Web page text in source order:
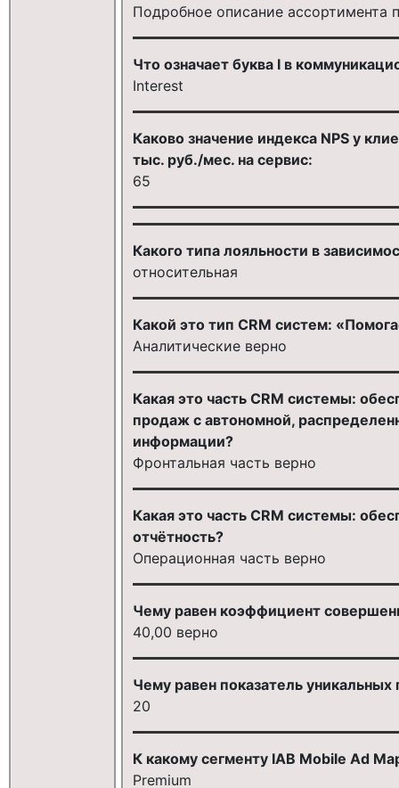
Подробное описание ассортимента
Что означает буква I в
Interest
Каково значение индекса NPS у
тыс. руб./мес. на сервис:
65
Какого типа лояльности в
относительная
Какой это тип CRM систем:
Аналитические верно
Какая это часть CRM системы:
продаж с автономной,
информации?
Фронтальная часть верно
Какая это часть CRM системы:
отчётность?
Операционная часть верно
Чему равен коэффициент
40,00 верно
Чему равен показатель уникальных
20
К какому сегменту IAB Mobile Ad
Premium